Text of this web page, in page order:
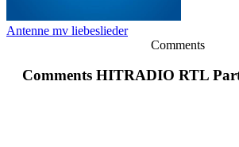
Antenne mv liebeslieder
Comments
Comments HITRADIO RTL